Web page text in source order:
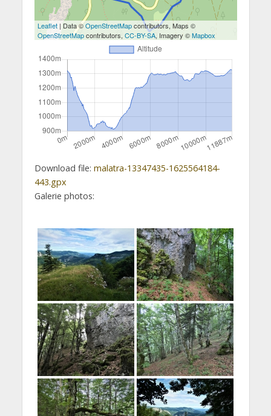
Leaflet| Data ©OpenStreetMapcontributors, Maps ©
OpenStreetMapcontributors, CC-BY-SA, Imagery ©Mapbox
Download file: malatra-13347435-1625564184-
443.gpx
Galerie photos: